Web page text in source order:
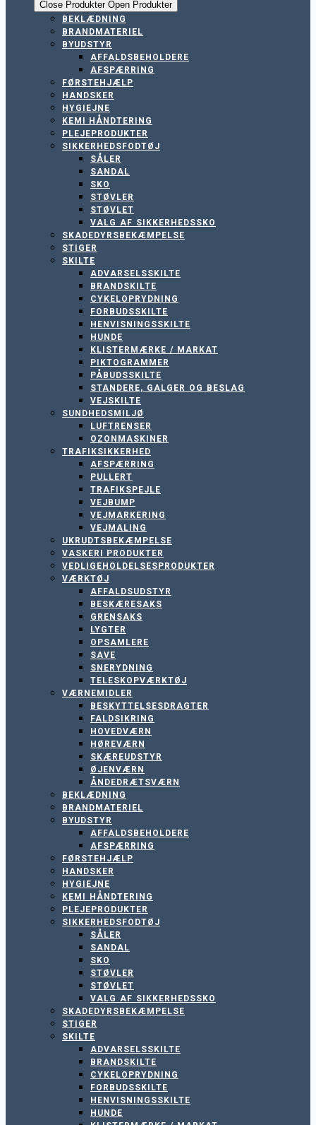
Close Produkter Open Produkter
BEKLÆDNING
BRANDMATERIEL
BYUDSTYR
AFFALDSBEHOLDERE
AFSPÆRRING
FØRSTEHJÆLP
HANDSKER
HYGIEJNE
KEMI HÅNDTERING
PLEJEPRODUKTER
SIKKERHEDSFODTØJ
SÅLER
SANDAL
SKO
STØVLER
STØVLET
VALG AF SIKKERHEDSSKO
SKADEDYRSBEKÆMPELSE
STIGER
SKILTE
ADVARSELSSKILTE
BRANDSKILTE
CYKELOPRYDNING
FORBUDSSKILTE
HENVISNINGSSKILTE
HUNDE
KLISTERMÆRKE / MARKAT
PIKTOGRAMMER
PÅBUDSSKILTE
STANDERE, GALGER OG BESLAG
VEJSKILTE
SUNDHEDSMILJØ
LUFTRENSER
OZONMASKINER
TRAFIKSIKKERHED
AFSPÆRRING
PULLERT
TRAFIKSPEJLE
VEJBUMP
VEJMARKERING
VEJMALING
UKRUDTSBEKÆMPELSE
VASKERI PRODUKTER
VEDLIGEHOLDELSESPRODUKTER
VÆRKTØJ
AFFALDSUDSTYR
BESKÆRESAKS
GRENSAKS
LYGTER
OPSAMLERE
SAVE
SNERYDNING
TELESKOPVÆRKTØJ
VÆRNEMIDLER
BESKYTTELSESDRAGTER
FALDSIKRING
HOVEDVÆRN
HØREVÆRN
SKÆREUDSTYR
ØJENVÆRN
ÅNDEDRÆTSVÆRN
BEKLÆDNING
BRANDMATERIEL
BYUDSTYR
AFFALDSBEHOLDERE
AFSPÆRRING
FØRSTEHJÆLP
HANDSKER
HYGIEJNE
KEMI HÅNDTERING
PLEJEPRODUKTER
SIKKERHEDSFODTØJ
SÅLER
SANDAL
SKO
STØVLER
STØVLET
VALG AF SIKKERHEDSSKO
SKADEDYRSBEKÆMPELSE
STIGER
SKILTE
ADVARSELSSKILTE
BRANDSKILTE
CYKELOPRYDNING
FORBUDSSKILTE
HENVISNINGSSKILTE
HUNDE